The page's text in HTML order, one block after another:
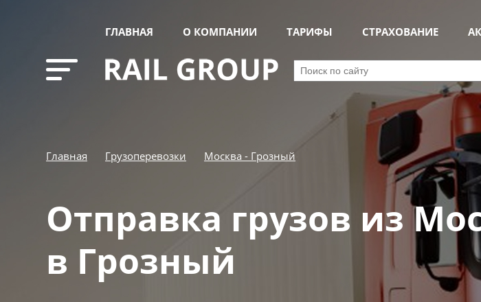
ГЛАВНАЯ О КОМПАНИИ ТАРИФЫ СТРАХОВАНИЕ
Главная Грузоперевозки Москва - Грозный
Отправка грузов из
в Грозный